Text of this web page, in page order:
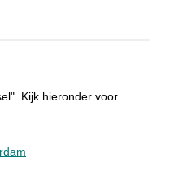
Kijk hieronder voor